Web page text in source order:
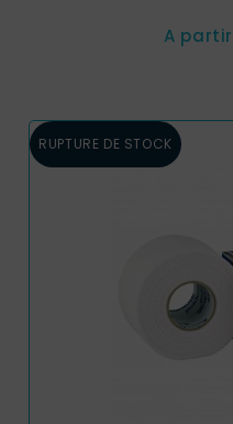
A
RUPTURE DE STOCK